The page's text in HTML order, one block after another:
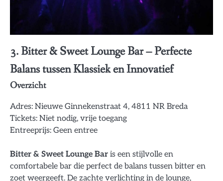
3.Bitter & Sweet Lounge Bar– Perfecte
Balans tussen Klassiek en Innovatief
Overzicht
Adres: Nieuwe Ginnekenstraat 4, 4811 NR Breda
Tickets: Niet nodig, vrije toegang
Entreeprijs: Geen entree
Bitter & Sweet Lounge Bar is een stijlvolle en
comfortabele bar die perfect de balans tussen bitter en
zoet weergeeft. De zachte verlichting in de lounge,